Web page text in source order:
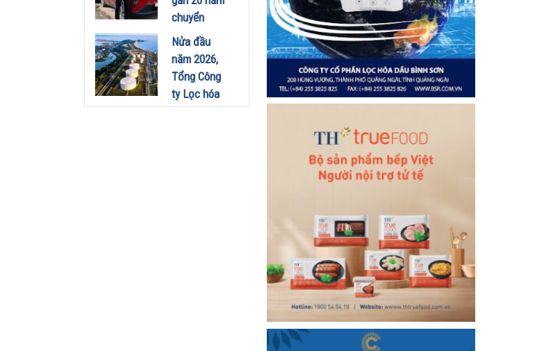
Minh
chuyển
sang dùng
Limo
Green: Tôi
đã hiểu vì
sao xe điện
Nửa đầu
năm 2026,
Tổng Công
ty Lọc hóa
dầu Việt